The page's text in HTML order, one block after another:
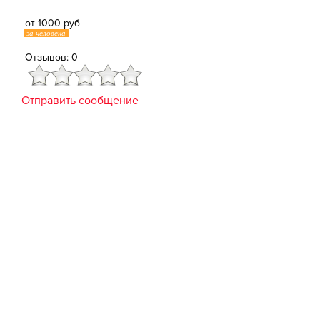
от 1000 руб
за человека
Отзывов: 0
Отправить сообщение